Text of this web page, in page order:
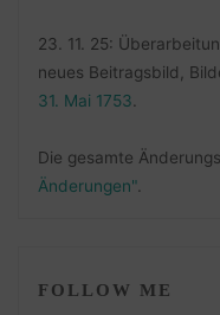
23. 11. 25:
neues Beitragsbild,
31. Mai 1753
Die gesamte
Änderungen".
FOLLOW ME